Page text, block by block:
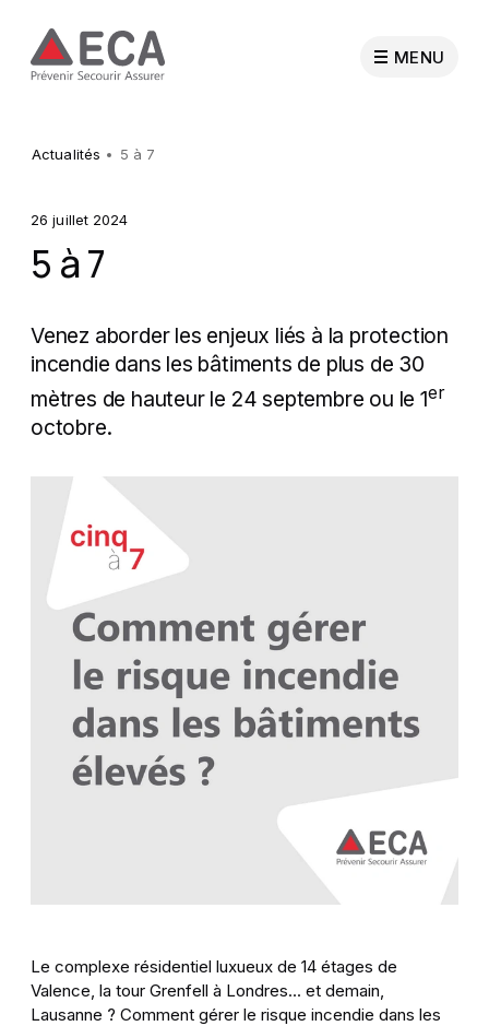
MENU
Particuliers
Entreprises
Professionnels
Recherche
Contact
À propos de l'ECA
Actualités 5 à 7
26 juillet 2024
5 à 7
Venez aborder les enjeux liés à la protection
incendie dans les bâtiments de plus de 30
mètres de hauteur le 24 septembre ou le 1er
octobre.
Le complexe résidentiel luxueux de 14 étages de
Valence, la tour Grenfell à Londres… et demain,
Lausanne ? Comment gérer le risque incendie dans les